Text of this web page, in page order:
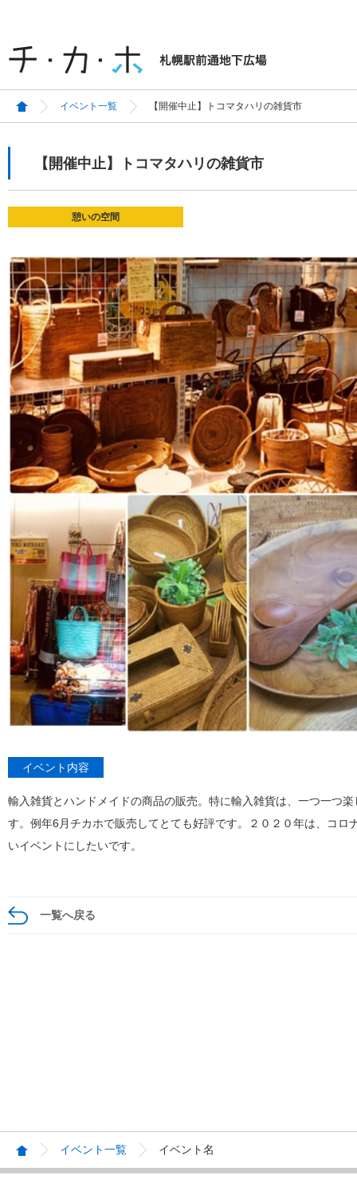
イベント一覧 【開催中止】トコマタハリの雑貨市
【開催中止】トコマタハリの雑貨市
憩いの空間
イベント内容
輸入雑貨とハンドメイドの商品の販売。特に輸入雑貨は、一つ一つ
す。例年6月チカホで販売してとても好評です。２０２０年は、コ
いイベントにしたいです。
一覧へ戻る
イベント一覧 イベント名